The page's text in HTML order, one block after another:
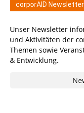
corporAID Newsletter
Unser Newsletter
und Aktivitäten der
Themen sowie
& Entwicklung.